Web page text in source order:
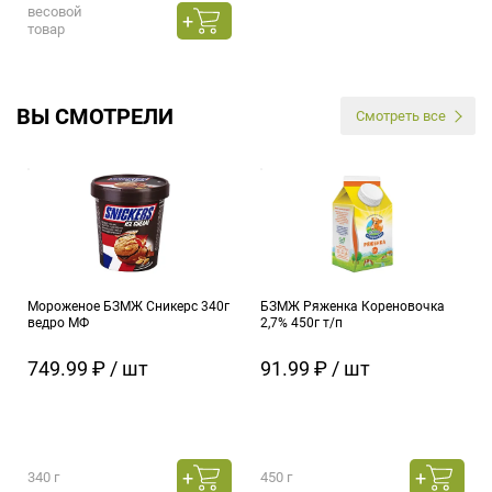
весовой
товар
ВЫ СМОТРЕЛИ Смотреть все
Мороженое БЗМЖ Сникерс 340г
ведро МФ
749.99 ₽ / шт
340 г
БЗМЖ Ряженка Кореновочка
2,7% 450г т/п
91.99 ₽ / шт
450 г